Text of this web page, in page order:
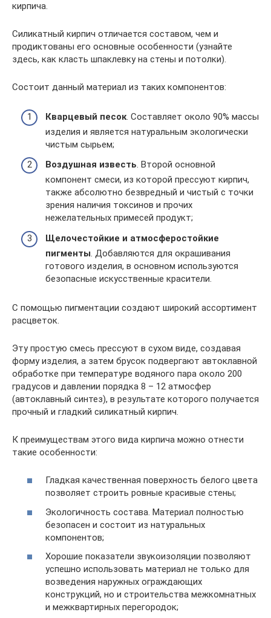
кирпича.
Силикатный кирпич отличается составом, чем и
продиктованы его основные особенности (узнайте
здесь, как класть шпаклевку на стены и потолки).
Состоит данный материал из таких компонентов:
Кварцевый песок. Составляет около 90% массы
изделия и является натуральным экологически
чистым сырьем;
Воздушная известь. Второй основной
компонент смеси, из которой прессуют кирпич,
также абсолютно безвредный и чистый с точки
зрения наличия токсинов и прочих
нежелательных примесей продукт;
Щелочестойкие и атмосферостойкие
пигменты. Добавляются для окрашивания
готового изделия, в основном используются
безопасные искусственные красители.
С помощью пигментации создают широкий ассортимент
расцветок.
Эту простую смесь прессуют в сухом виде, создавая
форму изделия, а затем брусок подвергают автоклавной
обработке при температуре водяного пара около 200
градусов и давлении порядка 8 – 12 атмосфер
(автоклавный синтез), в результате которого получается
прочный и гладкий силикатный кирпич.
К преимуществам этого вида кирпича можно отнести
такие особенности:
Гладкая качественная поверхность белого цвета
позволяет строить ровные красивые стены;
Экологичность состава. Материал полностью
безопасен и состоит из натуральных
компонентов;
Хорошие показатели звукоизоляции позволяют
успешно использовать материал не только для
возведения наружных ограждающих
конструкций, но и строительства межкомнатных
и межквартирных перегородок;